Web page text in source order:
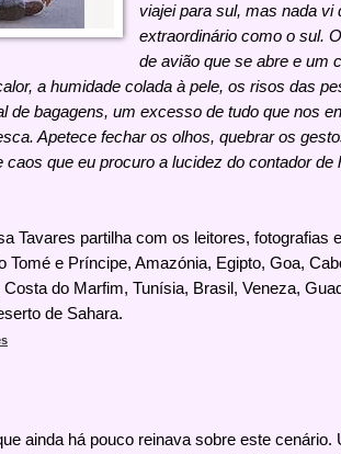
viajei para sul, mas nada vi
extraordinário como o sul.
de avião que se abre e um
a humidade colada à pele, os risos das
de bagagens, um excesso de tudo que nos
Apetece fechar os olhos, quebrar os
que eu procuro a lucidez do contador de
Tavares partilha com os leitores, fotografias
Tomé e Príncipe, Amazónia, Egipto, Goa,
do Marfim, Tunísia, Brasil, Veneza,
de Sahara.
ainda há pouco reinava sobre este cenário.